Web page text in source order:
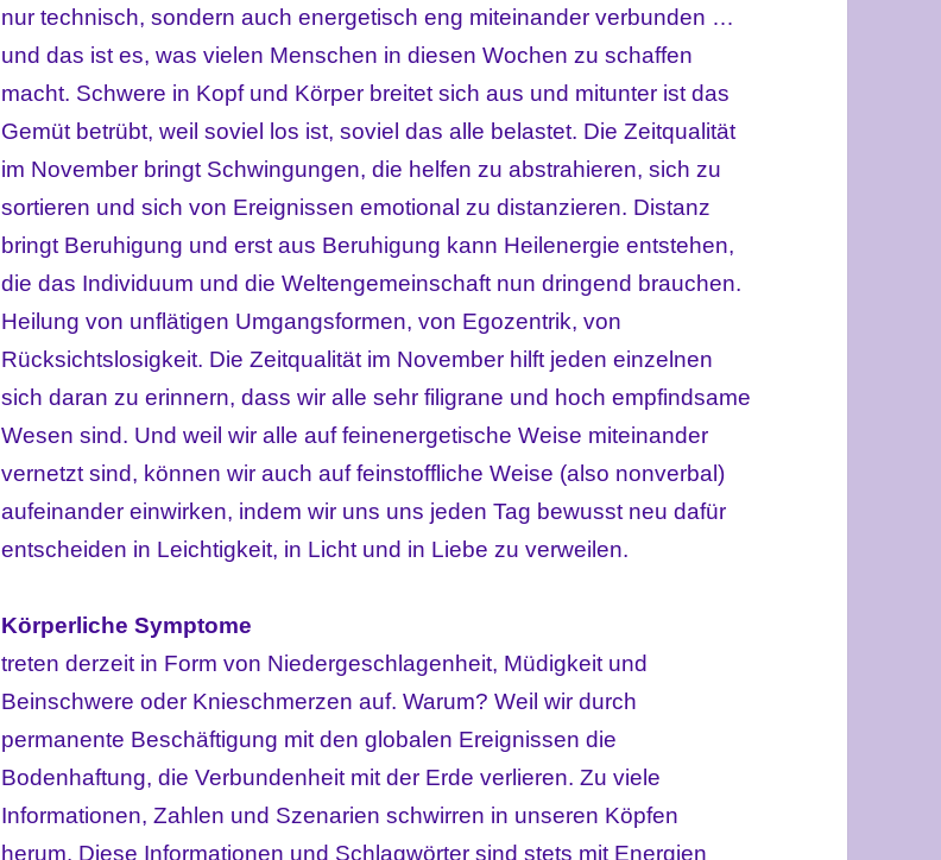
nur technisch, sondern auch energetisch eng miteinander verbunden …
und das ist es, was vielen Menschen in diesen Wochen zu schaffen
macht. Schwere in Kopf und Körper breitet sich aus und mitunter ist das
Gemüt betrübt, weil soviel los ist, soviel das alle belastet. Die Zeitqualität
im November bringt Schwingungen, die helfen zu abstrahieren, sich zu
sortieren und sich von Ereignissen emotional zu distanzieren. Distanz
bringt Beruhigung und erst aus Beruhigung kann Heilenergie entstehen,
die das Individuum und die Weltengemeinschaft nun dringend brauchen.
Heilung von unflätigen Umgangsformen, von Egozentrik, von
Rücksichtslosigkeit. Die Zeitqualität im November hilft jeden einzelnen
sich daran zu erinnern, dass wir alle sehr filigrane und hoch empfindsame
Wesen sind. Und weil wir alle auf feinenergetische Weise miteinander
vernetzt sind, können wir auch auf feinstoffliche Weise (also nonverbal)
aufeinander einwirken, indem wir uns uns jeden Tag bewusst neu dafür
entscheiden in Leichtigkeit, in Licht und in Liebe zu verweilen.
Körperliche Symptome
treten derzeit in Form von Niedergeschlagenheit, Müdigkeit und
Beinschwere oder Knieschmerzen auf. Warum? Weil wir durch
permanente Beschäftigung mit den globalen Ereignissen die
Bodenhaftung, die Verbundenheit mit der Erde verlieren. Zu viele
Informationen, Zahlen und Szenarien schwirren in unseren Köpfen
herum. Diese Informationen und Schlagwörter sind stets mit Energien